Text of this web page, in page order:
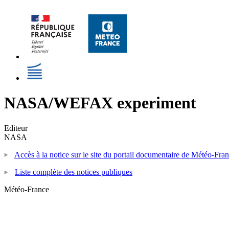
NASA/WEFAX experiment
Editeur
NASA
Accès à la notice sur le site du portail documentaire de Météo-
Liste complète des notices publiques
Météo-France